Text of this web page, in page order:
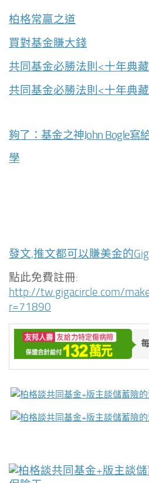
柏格常贏之道
買對基金賺大錢
共同基金必勝法則<十年典
共同基金必勝法則<十年典
夠了：基金之神John Bogle寫
學
發文,推文都可以賺美金的
點此免費註冊:
http://tw.gigacircle.com/
r=71890